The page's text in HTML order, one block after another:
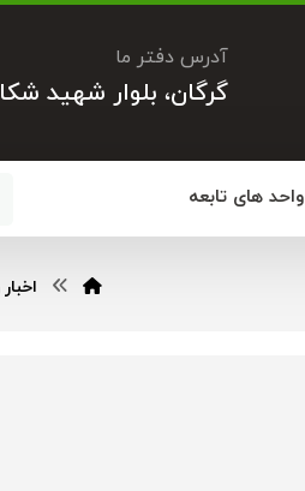
آدرس دفتر ما
گرگان، بلوار شهید
واحد های تابعه